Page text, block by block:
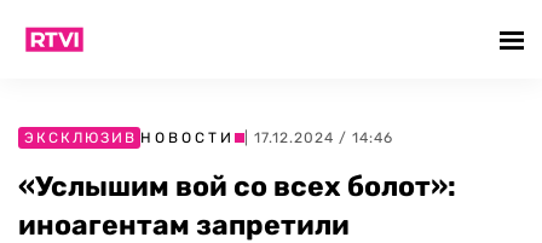
ЭКСКЛЮЗИВ НОВОСТИ | 17.12.2024 / 14:46
«Услышим вой со всех болот»:
иноагентам запретили